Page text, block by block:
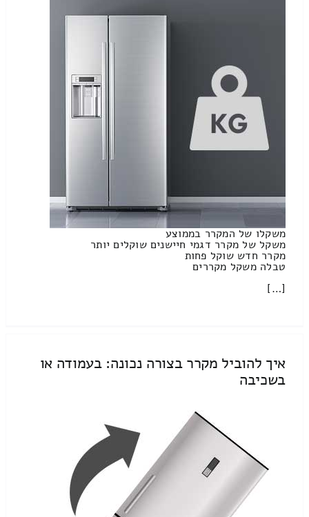
משקלו של המקרר בממוצע
משקל של מקרר דגמי חיישנים שוקלים יותר
מקרר חדש שוקל פחות
טבלה משקל מקררים
[…]
איך להוביל מקרר בצורה נכונה: בעמודה או
בשכיבה